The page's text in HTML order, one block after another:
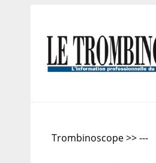
Trombinoscope >> ---